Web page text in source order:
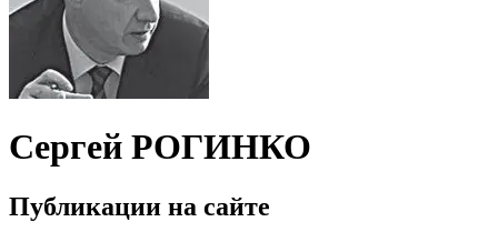
Сергей РОГИНКО
Публикации на сайте